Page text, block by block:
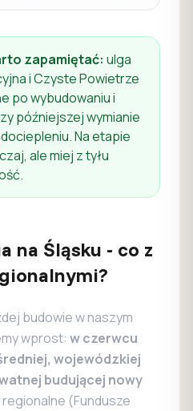
zapamiętać: ulga
i Czyste Powietrze
powybudowaniu i
późniejszej wymianie
Na etapie
ale miej z tyłu
na Śląsku - co z
budowie w naszym
wprost: w czerwcu
wojewódzkiej
budującej nowy
(Fundusze